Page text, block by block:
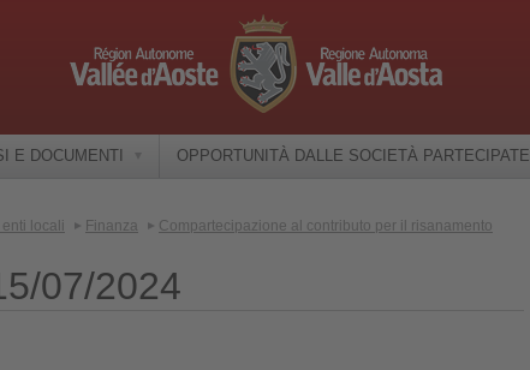
E DOCUMENTI OPPORTUNITÀ DALLE SOCIETÀ PARTECIPATE
locali Finanza
Compartecipazione al contributo per il risanamento
07/2024